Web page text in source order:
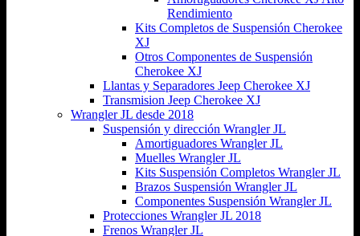
Rendimiento
Kits Completos de Suspensión Cherokee
XJ
Otros Componentes de Suspensión
Cherokee XJ
Llantas y Separadores Jeep Cherokee XJ
Transmision Jeep Cherokee XJ
Wrangler JL desde 2018
Suspensión y dirección Wrangler JL
Amortiguadores Wrangler JL
Muelles Wrangler JL
Kits Suspensión Completos Wrangler JL
Brazos Suspensión Wrangler JL
Componentes Suspensión Wrangler JL
Protecciones Wrangler JL 2018
Frenos Wrangler JL